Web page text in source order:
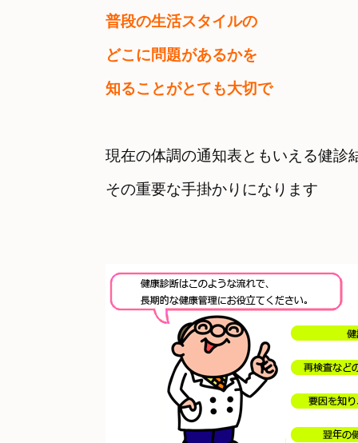
普段の生活スタイルの
どこに問題があるかを
知ることがとても大切で
現在の体調の通知表ともいえる健診
その重要な手掛かりになります